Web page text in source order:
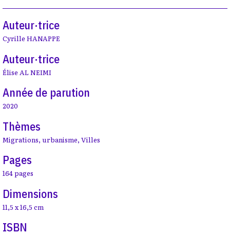
Auteur·trice
Cyrille HANAPPE
Auteur·trice
Élise AL NEIMI
Année de parution
2020
Thèmes
Migrations, urbanisme, Villes
Pages
164 pages
Dimensions
11,5 x 16,5 cm
ISBN